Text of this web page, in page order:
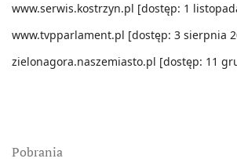
Pobrania
www.serwis.kostrzyn.pl [dostęp: 1
www.tvpparlament.pl [dostęp: 3 sierpnia
zielonagora.naszemiasto.pl [dostęp: 11